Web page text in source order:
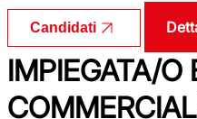
Candidati
IMPIEGATA/O